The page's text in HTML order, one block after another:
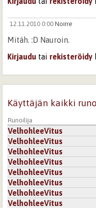
12.11.2010 0:00 Noirre
Mitäh. :D Nauroin.
Kirjaudu tai rekisteröidy
Käyttäjän kaikki
Runoilija
VelhohleeVitus
VelhohleeVitus
VelhohleeVitus
VelhohleeVitus
VelhohleeVitus
VelhohleeVitus
VelhohleeVitus
VelhohleeVitus